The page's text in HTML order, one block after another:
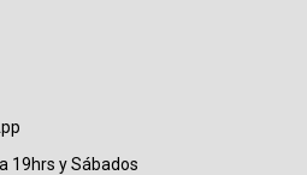
19hrs y Sábados